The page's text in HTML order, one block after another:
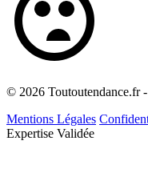
© 2026 Toutoutendance.fr
Mentions Légales
Expertise Validée